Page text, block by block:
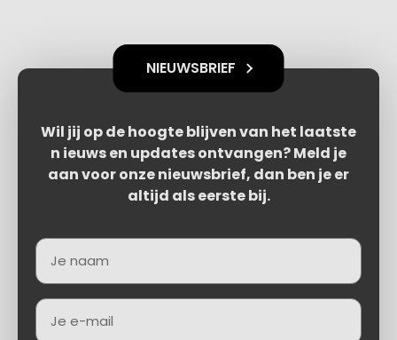
NIEUWSBRIEF
Wil jij op de hoogte blijven van het laatste
n ieuws en updates ontvangen? Meld je
aan voor onze nieuwsbrief, dan ben je er
altijd als eerste bij.
Naam
E-
mailadres